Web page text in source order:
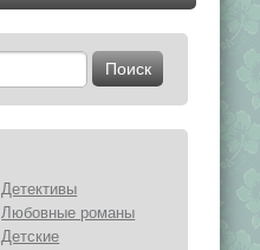
Детективы
Любовные романы
Детские